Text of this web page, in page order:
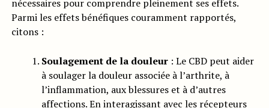
nécessaires pour comprendre pleinement ses effets.
Parmi les effets bénéfiques couramment rapportés,
citons :
Soulagement de la douleur : Le CBD peut aider
à soulager la douleur associée à l’arthrite, à
l’inflammation, aux blessures et à d’autres
affections. En interagissant avec les récepteurs